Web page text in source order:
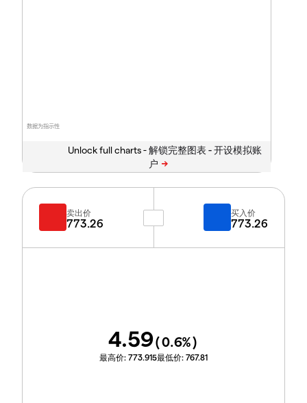
数据为指示性
Unlock full charts -
卖出价
773.26
买入价
773.26
4.59(0.6%)
最高价: 773.915最低价: 767.81